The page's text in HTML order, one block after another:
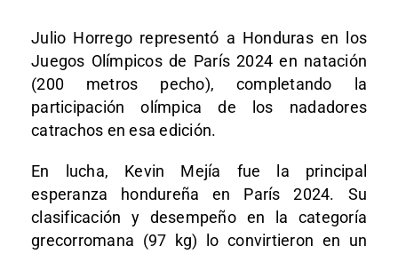
Julio Horrego representó a Honduras en los
Juegos Olímpicos de París 2024 en natación
(200 metros pecho), completando la
participación olímpica de los nadadores
catrachos en esa edición.
En lucha, Kevin Mejía fue la principal
esperanza hondureña en París 2024. Su
clasificación y desempeño en la categoría
grecorromana (97 kg) lo convirtieron en un